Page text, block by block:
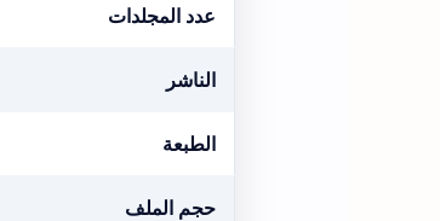
عدد المجلدات
الناشر
الطبعة
حجم الملف